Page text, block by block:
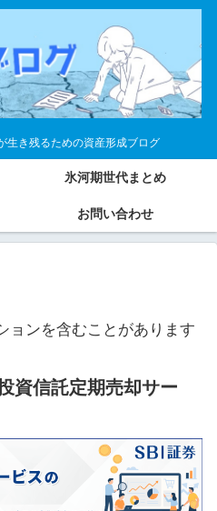
生き残るための資産形成ブログ
氷河期世代まとめ
お問い合わせ
ンを含むことがあります
資信託定期売却サー